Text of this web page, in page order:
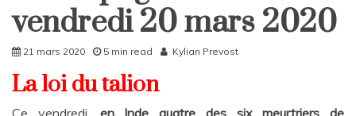
Rattrapages
Rattrapages
vendredi 20 mars 2020
21 mars 2020 5 min read Kylian Prevost
La loi du talion
Ce vendredi, en Inde quatre des six meurtriers de